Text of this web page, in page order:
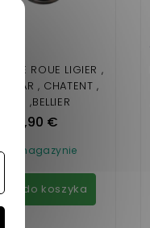
DE ROUE LIGIER ,
, CHATENT ,
JDM ,BELLIER
3,90 €
W magazynie
do koszyka